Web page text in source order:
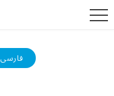
فارسی